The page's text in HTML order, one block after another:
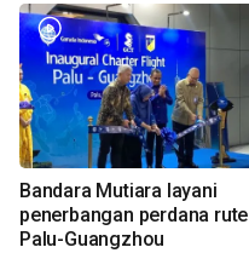
Bandara Mutiara layani
penerbangan perdana rute
Palu-Guangzhou